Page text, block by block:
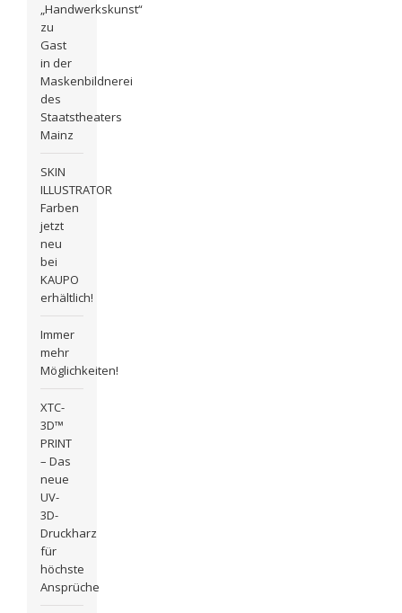
„Handwerkskunst“
zu
Gast
in der
Maskenbildnerei
des
Staatstheaters
Mainz
SKIN
ILLUSTRATOR
Farben
jetzt
neu
bei
KAUPO
erhältlich!
Immer
mehr
Möglichkeiten!
XTC-
3D™
PRINT
– Das
neue
UV-
3D-
Druckharz
für
höchste
Ansprüche